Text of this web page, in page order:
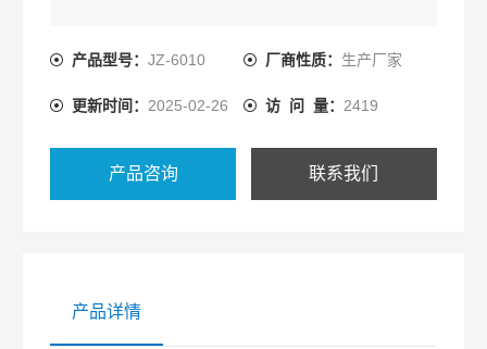
产品型号：JZ-6010 厂商性质： 生产厂家
更新时间： 2025-02-26 访 问 量： 2419
产品咨询 联系我们
产品详情